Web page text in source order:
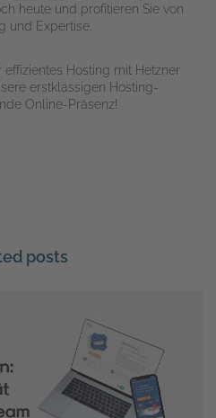
heute und profitieren Sie von
und Expertise.
effizientes Hosting mit Hetzner
erstklassigen Hosting-
Online-Präsenz!
posts